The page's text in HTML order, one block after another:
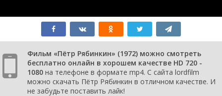
Фильм «Пётр Рябинкин» (1972) можно смотреть
бесплатно онлайн в хорошем качестве HD 720 -
1080 на телефоне в формате mp4. С сайта lordfilm
можно скачать Пётр Рябинкин в отличном качестве. И
не забудьте поставить лайк!